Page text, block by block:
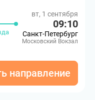
вт, 1 сентября
09:10
Санкт-Петербург
Московский Вокзал
направление